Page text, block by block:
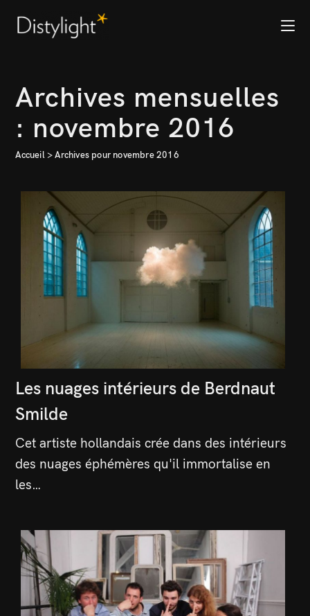
Archives mensuelles
: novembre 2016
Accueil>Archives pour novembre 2016
Les nuages intérieurs de Berdnaut
Smilde
Cet artiste hollandais crée dans des intérieurs
des nuages éphémères qu'il immortalise en
les…